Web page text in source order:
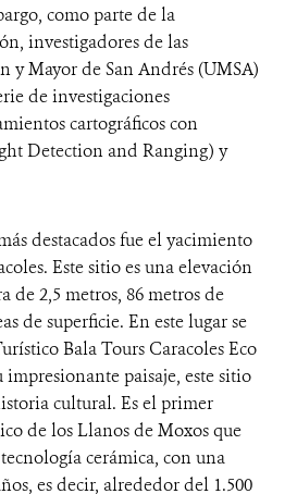
como parte de la
investigadores de las
y Mayor de San Andrés (UMSA)
de investigaciones
cartográficos con
Detection and Ranging) y
destacados fue el yacimiento
Este sitio es una elevación
de 2,5 metros, 86 metros de
de superficie. En este lugar se
Bala Tours Caracoles Eco
impresionante paisaje, este sitio
cultural. Es el primer
de los Llanos de Moxos que
cerámica, con una
es decir, alrededor del 1.500